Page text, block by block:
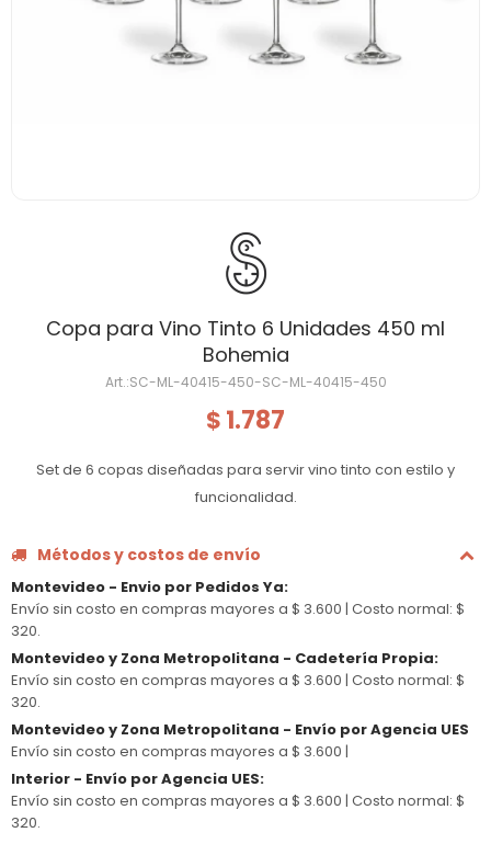
Copa para Vino Tinto 6 Unidades 450 ml
Bohemia
SC-ML-40415-450-SC-ML-40415-450
$ 1.787
Set de 6 copas diseñadas para servir vino tinto con estilo y
funcionalidad.
Métodos y costos de envío
Montevideo - Envio por Pedidos Ya:
Envío sin costo en compras mayores a $ 3.600 | Costo normal: $
320.
Montevideo y Zona Metropolitana - Cadetería Propia:
Envío sin costo en compras mayores a $ 3.600 | Costo normal: $
320.
Montevideo y Zona Metropolitana - Envío por Agencia UES
Envío sin costo en compras mayores a $ 3.600 |
Interior - Envío por Agencia UES:
Envío sin costo en compras mayores a $ 3.600 | Costo normal: $
320.